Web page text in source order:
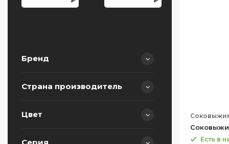
Бренд
BORK
Bugatti
Страна производитель
Цвет
Есть в